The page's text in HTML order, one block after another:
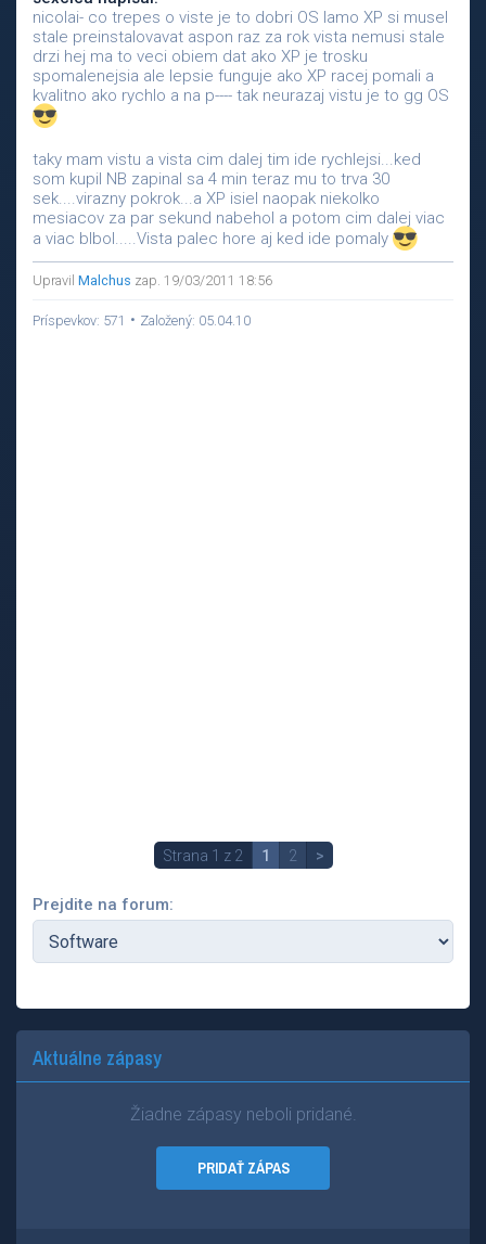
nicolai- co trepes o viste je to dobri OS lamo XP si musel
stale preinstalovavat aspon raz za rok vista nemusi stale
drzi hej ma to veci obiem dat ako XP je trosku
spomalenejsia ale lepsie funguje ako XP racej pomali a
kvalitno ako rychlo a na p---- tak neurazaj vistu je to gg OS
taky mam vistu a vista cim dalej tim ide rychlejsi...ked
som kupil NB zapinal sa 4 min teraz mu to trva 30
sek....virazny pokrok...a XP isiel naopak niekolko
mesiacov za par sekund nabehol a potom cim dalej viac
a viac blbol.....Vista palec hore aj ked ide pomaly
Upravil Malchus zap. 19/03/2011 18:56
Príspevkov: 571 • Založený: 05.04.10
Strana 1 z 2 1 2 >
Prejdite na forum:
Aktuálne zápasy
Žiadne zápasy neboli pridané.
PRIDAŤ ZÁPAS